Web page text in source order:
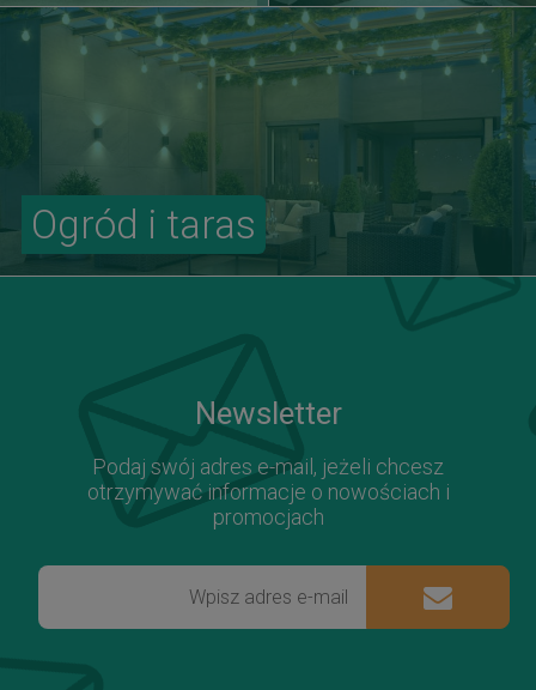
Ogród i taras
Newsletter
Podaj swój adres e-mail, jeżeli chcesz
otrzymywać informacje o nowościach i
promocjach